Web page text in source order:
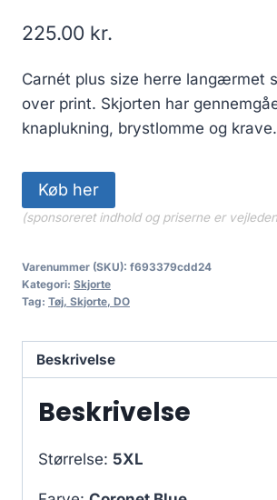
225.00 kr.
Carnét plus size herre langærmet
over print. Skjorten har
knaplukning, brystlomme og
Køb her
(sponsoreret indhold og priserne er
Varenummer (SKU): f693379cdd24
Kategori: Skjorte
Tag: Tøj, Skjorte, DO
Beskrivelse
Beskrivelse
Størrelse: 5XL